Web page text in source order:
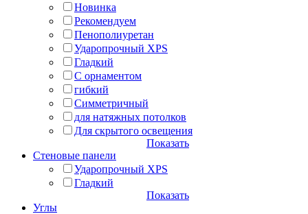
Новинка
Рекомендуем
Пенополиуретан
Ударопрочный XPS
Гладкий
С орнаментом
гибкий
Симметричный
для натяжных потолков
Для скрытого освещения
Показать
Стеновые панели
Ударопрочный XPS
Гладкий
Показать
Углы